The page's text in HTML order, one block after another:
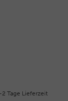
2 Tage Lieferzeit